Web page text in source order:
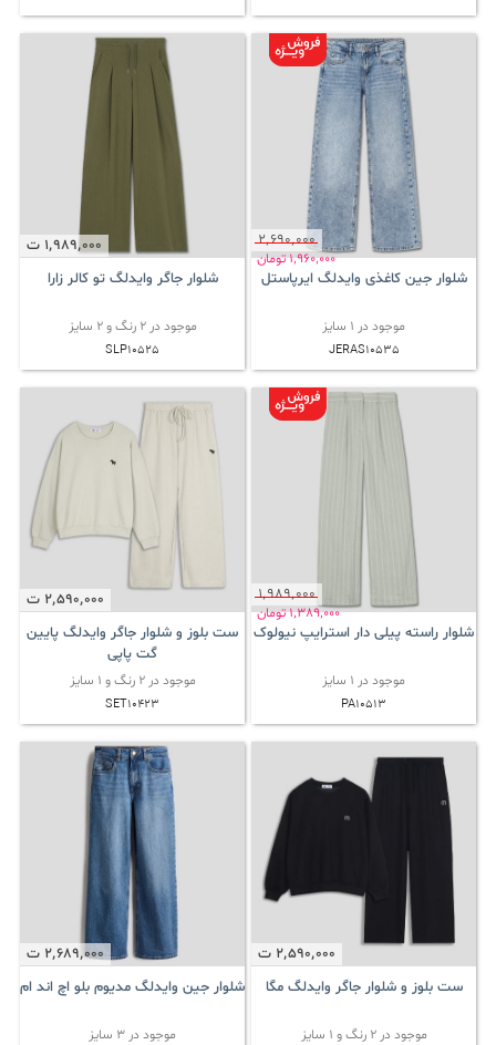
2٬690٬000
1٬960٬000تومان
شلوار جین کاغذی وایدلگ ایرپاستل
موجود در 1 سایز
JERAS10535
1٬989٬000 ت
شلوار جاگر وایدلگ تو کالر زارا
موجود در 2 رنگ و 2 سایز
SLP10525
1٬989٬000
1٬389٬000تومان
شلوار راسته پیلی دار استرایپ نیولوک
موجود در 1 سایز
PA10513
2٬590٬000 ت
ست بلوز و شلوار جاگر وایدلگ پایین
گت پاپی
موجود در 2 رنگ و 1 سایز
SET10423
2٬590٬000 ت
ست بلوز و شلوار جاگر وایدلگ مگا
موجود در 2 رنگ و 1 سایز
2٬689٬000 ت
شلوار جین وایدلگ مدیوم بلو اچ اند ام
موجود در 3 سایز